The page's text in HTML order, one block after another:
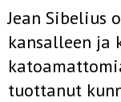
Jean Sibelius
kansalleen ja
tuottanut